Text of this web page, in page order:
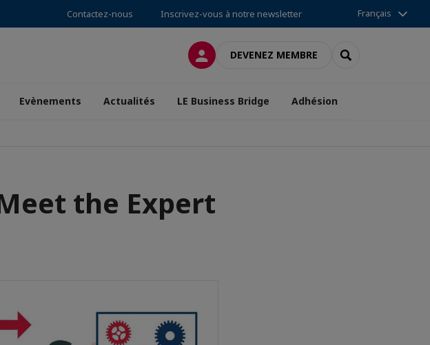
Contactez-nous Inscrivez-vous à notre newsletter Français
CONNEXIONDEVENEZ MEMBRE RECHERCHER
Evènements Actualités LE Business Bridge Adhésion
the Expert